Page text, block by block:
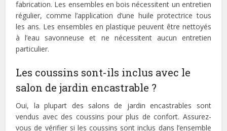
fabrication. Les ensembles en bois nécessitent un entretien
régulier, comme l’application d’une huile protectrice tous
les ans. Les ensembles en plastique peuvent être nettoyés
à l’eau savonneuse et ne nécessitent aucun entretien
particulier.
Les coussins sont-ils inclus avec le
salon de jardin encastrable ?
Oui, la plupart des salons de jardin encastrables sont
vendus avec des coussins pour plus de confort. Assurez-
vous de vérifier si les coussins sont inclus dans l’ensemble